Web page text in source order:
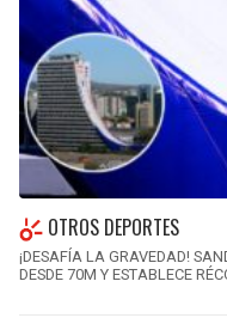
OTROS DEPORTES
¡DESAFÍA LA GRAVEDAD!
DESDE 70M Y ESTABLECE